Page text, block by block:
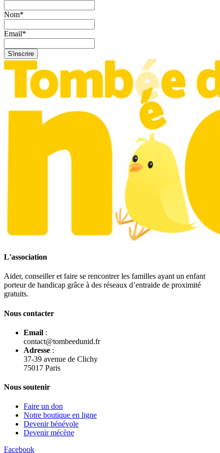
Nom*
Email*
L'association
Aider, conseiller et faire se rencontrer les familles ayant un enfant
porteur de handicap grâce à des réseaux d’entraide de proximité
gratuits.
Nous contacter
Email :
contact@tombeedunid.fr
Adresse :
37-39 avenue de Clichy
75017 Paris
Nous soutenir
Faire un don
Notre boutique en ligne
Devenir bénévole
Devenir mécène
Facebook